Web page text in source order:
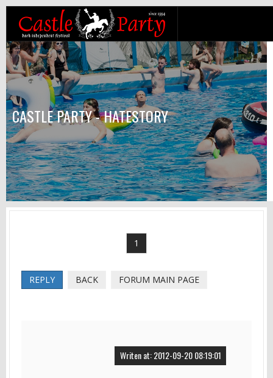
CASTLE PARTY - HATESTORY
1
REPLY BACK FORUM MAIN PAGE
Writen at: 2012-09-20 08:19:01